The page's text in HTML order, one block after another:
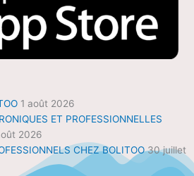
1 août 2026
ET PROFESSIONNELLES
2026
CHEZ BOLITOO 30 juillet